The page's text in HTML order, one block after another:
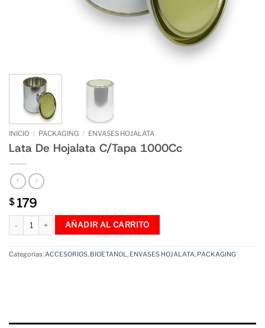
INICIO / PACKAGING / ENVASES HOJALATA
Lata De Hojalata C/Tapa 1000Cc
$179
Lata De Hojalata C/Tapa 1000Cc cantidad
AÑADIR AL CARRITO
Categorías:ACCESORIOS, BIOETANOL, ENVASES HOJALATA, PACKAGING